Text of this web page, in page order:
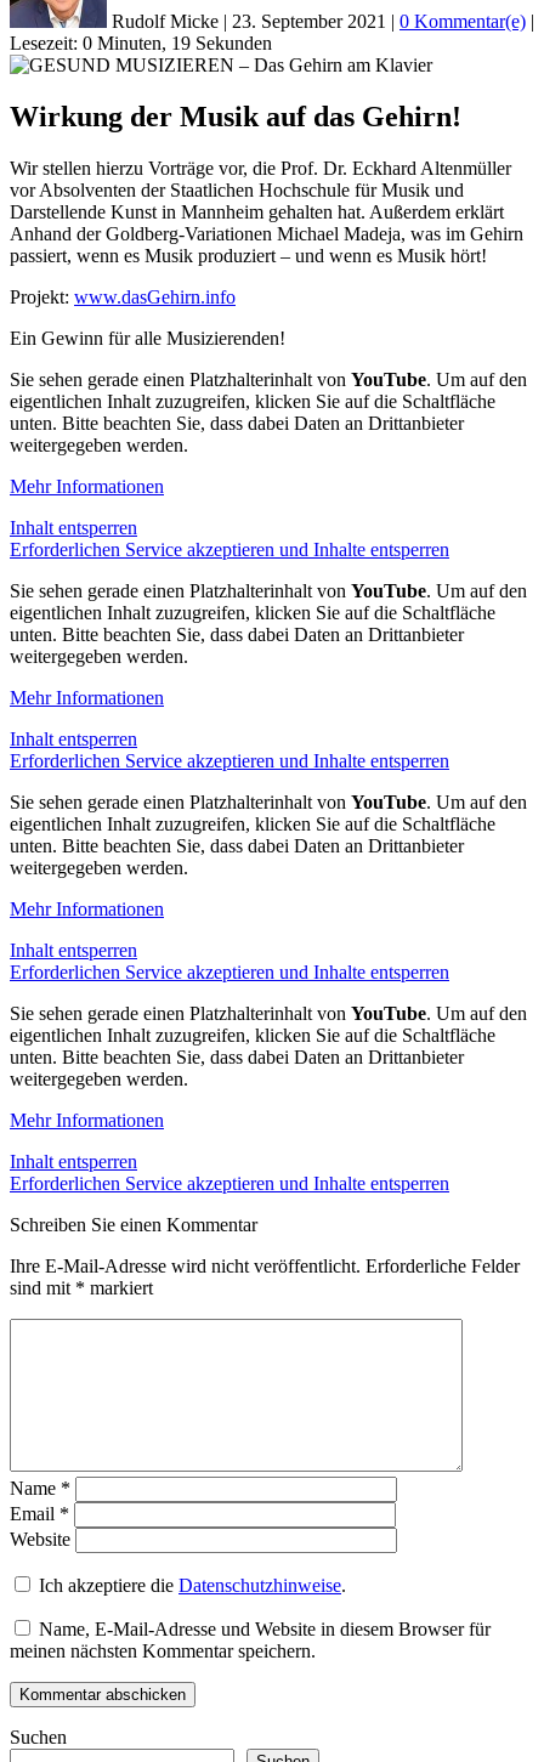
Rudolf Micke | 23. September 2021 | 0 Kommentar(e) |
Lesezeit: 0 Minuten, 19 Sekunden
Wirkung der Musik auf das Gehirn!
Wir stellen hierzu Vorträge vor, die Prof. Dr. Eckhard Altenmüller
vor Absolventen der Staatlichen Hochschule für Musik und
Darstellende Kunst in Mannheim gehalten hat. Außerdem erklärt
Anhand der Goldberg-Variationen Michael Madeja, was im Gehirn
passiert, wenn es Musik produziert – und wenn es Musik hört!
Projekt: www.dasGehirn.info
Ein Gewinn für alle Musizierenden!
Sie sehen gerade einen Platzhalterinhalt von YouTube. Um auf den
eigentlichen Inhalt zuzugreifen, klicken Sie auf die Schaltfläche
unten. Bitte beachten Sie, dass dabei Daten an Drittanbieter
weitergegeben werden.
Mehr Informationen
Inhalt entsperren
Erforderlichen Service akzeptieren und Inhalte entsperren
Sie sehen gerade einen Platzhalterinhalt von YouTube. Um auf den
eigentlichen Inhalt zuzugreifen, klicken Sie auf die Schaltfläche
unten. Bitte beachten Sie, dass dabei Daten an Drittanbieter
weitergegeben werden.
Mehr Informationen
Inhalt entsperren
Erforderlichen Service akzeptieren und Inhalte entsperren
Sie sehen gerade einen Platzhalterinhalt von YouTube. Um auf den
eigentlichen Inhalt zuzugreifen, klicken Sie auf die Schaltfläche
unten. Bitte beachten Sie, dass dabei Daten an Drittanbieter
weitergegeben werden.
Mehr Informationen
Inhalt entsperren
Erforderlichen Service akzeptieren und Inhalte entsperren
Sie sehen gerade einen Platzhalterinhalt von YouTube. Um auf den
eigentlichen Inhalt zuzugreifen, klicken Sie auf die Schaltfläche
unten. Bitte beachten Sie, dass dabei Daten an Drittanbieter
weitergegeben werden.
Mehr Informationen
Inhalt entsperren
Erforderlichen Service akzeptieren und Inhalte entsperren
Schreiben Sie einen Kommentar
Ihre E-Mail-Adresse wird nicht veröffentlicht. Erforderliche Felder
sind mit * markiert
Name *
Email *
Website
Ich akzeptiere die Datenschutzhinweise.
Name, E-Mail-Adresse und Website in diesem Browser für
meinen nächsten Kommentar speichern.
Suchen